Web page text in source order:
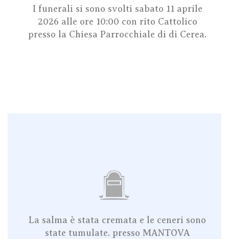
I funerali si sono svolti sabato 11 aprile
2026 alle ore 10:00 con rito Cattolico
presso la Chiesa Parrocchiale di di Cerea.
La salma è stata cremata e le ceneri sono
state tumulate. presso MANTOVA